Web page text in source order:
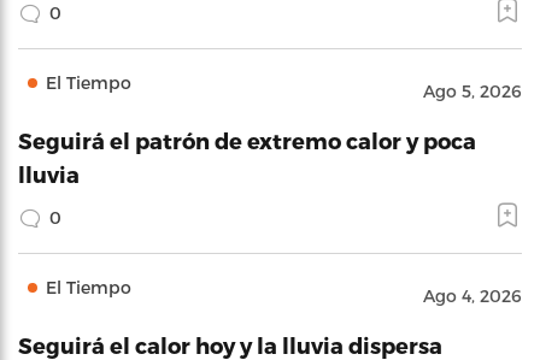
0
El Tiempo Ago 5, 2026
Seguirá el patrón de extremo calor y poca
lluvia
0
El Tiempo Ago 4, 2026
Seguirá el calor hoy y la lluvia dispersa